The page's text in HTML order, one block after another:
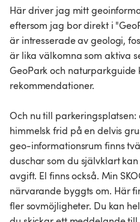
Här driver jag mitt
eftersom jag bor direkt i
är intresserade av geologi,
är lika välkomna som aktiva
GeoPark och
rekommendationer.
Och nu till
himmelsk frid på en delvis
geo-informationsrum finns
duschar som du självklart
avgift. El finns också. Min
närvarande byggts om. Här
fler sovmöjligheter. Du kan